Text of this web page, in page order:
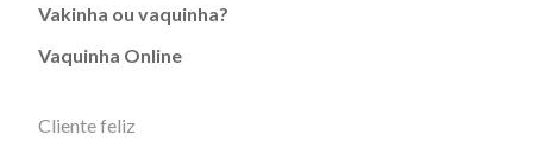
Vakinha ou vaquinha?
Vaquinha Online
Cliente feliz